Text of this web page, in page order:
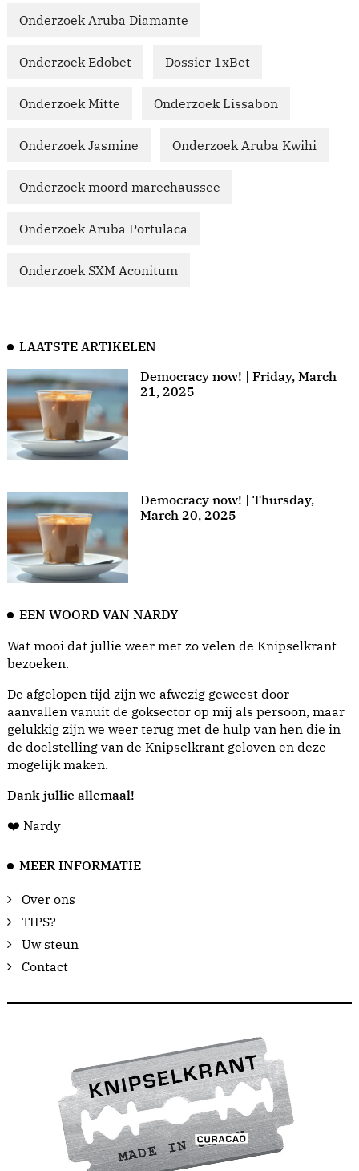
Onderzoek Aruba Diamante
Onderzoek Edobet Dossier 1xBet
Onderzoek Mitte Onderzoek Lissabon
Onderzoek Jasmine Onderzoek Aruba Kwihi
Onderzoek moord marechaussee
Onderzoek Aruba Portulaca
Onderzoek SXM Aconitum
LAATSTE ARTIKELEN
Democracy now! | Friday, March
21, 2025
Democracy now! | Thursday,
March 20, 2025
EEN WOORD VAN NARDY
Wat mooi dat jullie weer met zo velen de Knipselkrant
bezoeken.
De afgelopen tijd zijn we afwezig geweest door
aanvallen vanuit de goksector op mij als persoon, maar
gelukkig zijn we weer terug met de hulp van hen die in
de doelstelling van de Knipselkrant geloven en deze
mogelijk maken.
Dank jullie allemaal!
❤️ Nardy
MEER INFORMATIE
Over ons
TIPS?
Uw steun
Contact